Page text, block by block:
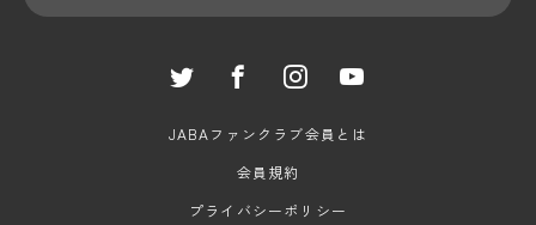
JABAファンクラブ会員とは
会員規約
プライバシーポリシー